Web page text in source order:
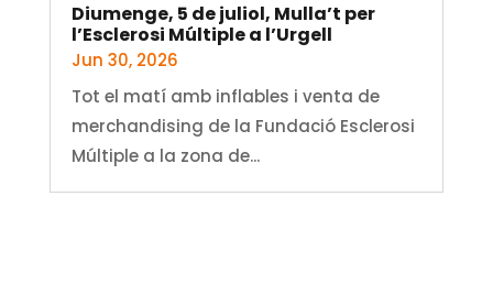
Diumenge, 5 de juliol, Mulla’t per
l’Esclerosi Múltiple a l’Urgell
Jun 30, 2026
Tot el matí amb inflables i venta de
merchandising de la Fundació Esclerosi
Múltiple a la zona de...